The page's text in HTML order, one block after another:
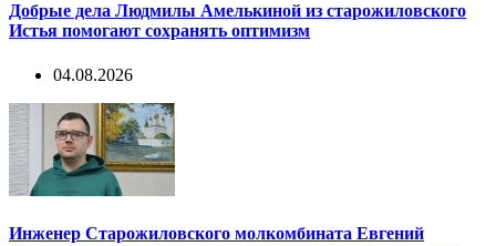
Добрые дела Людмилы Амелькиной из старожиловского
Истья помогают сохранять оптимизм
04.08.2026
Инженер Старожиловского молкомбината Евгений